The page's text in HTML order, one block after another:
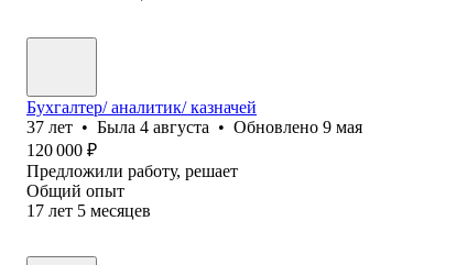
Бухгалтер/ аналитик/ казначей
37 лет • Была 4 августа • Обновлено 9 мая
120 000 ₽
Предложили работу, решает
Общий опыт
17 лет 5 месяцев